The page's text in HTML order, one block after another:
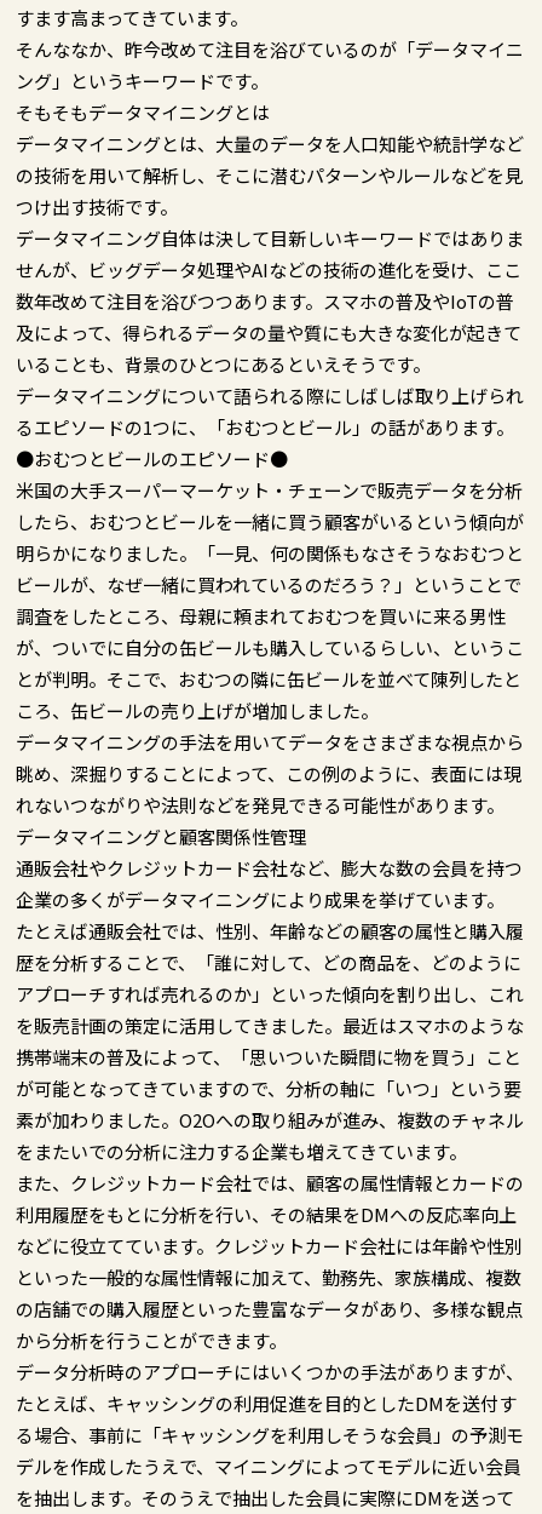
すます高まってきています。
そんななか、昨今改めて注目を浴びているのが「データマイニ
ング」というキーワードです。
そもそもデータマイニングとは
データマイニングとは、大量のデータを人口知能や統計学など
の技術を用いて解析し、そこに潜むパターンやルールなどを見
つけ出す技術です。
データマイニング自体は決して目新しいキーワードではありま
せんが、ビッグデータ処理やAIなどの技術の進化を受け、ここ
数年改めて注目を浴びつつあります。スマホの普及やIoTの普
及によって、得られるデータの量や質にも大きな変化が起きて
いることも、背景のひとつにあるといえそうです。
データマイニングについて語られる際にしばしば取り上げられ
るエピソードの1つに、「おむつとビール」の話があります。
●おむつとビールのエピソード●
米国の大手スーパーマーケット・チェーンで販売データを分析
したら、おむつとビールを一緒に買う顧客がいるという傾向が
明らかになりました。「一見、何の関係もなさそうなおむつと
ビールが、なぜ一緒に買われているのだろう？」ということで
調査をしたところ、母親に頼まれておむつを買いに来る男性
が、ついでに自分の缶ビールも購入しているらしい、というこ
とが判明。そこで、おむつの隣に缶ビールを並べて陳列したと
ころ、缶ビールの売り上げが増加しました。
データマイニングの手法を用いてデータをさまざまな視点から
眺め、深掘りすることによって、この例のように、表面には現
れないつながりや法則などを発見できる可能性があります。
データマイニングと顧客関係性管理
通販会社やクレジットカード会社など、膨大な数の会員を持つ
企業の多くがデータマイニングにより成果を挙げています。
たとえば通販会社では、性別、年齢などの顧客の属性と購入履
歴を分析することで、「誰に対して、どの商品を、どのように
アプローチすれば売れるのか」といった傾向を割り出し、これ
を販売計画の策定に活用してきました。最近はスマホのような
携帯端末の普及によって、「思いついた瞬間に物を買う」こと
が可能となってきていますので、分析の軸に「いつ」という要
素が加わりました。O2Oへの取り組みが進み、複数のチャネル
をまたいでの分析に注力する企業も増えてきています。
また、クレジットカード会社では、顧客の属性情報とカードの
利用履歴をもとに分析を行い、その結果をDMへの反応率向上
などに役立てています。クレジットカード会社には年齢や性別
といった一般的な属性情報に加えて、勤務先、家族構成、複数
の店舗での購入履歴といった豊富なデータがあり、多様な観点
から分析を行うことができます。
データ分析時のアプローチにはいくつかの手法がありますが、
たとえば、キャッシングの利用促進を目的としたDMを送付す
る場合、事前に「キャッシングを利用しそうな会員」の予測モ
デルを作成したうえで、マイニングによってモデルに近い会員
を抽出します。そのうえで抽出した会員に実際にDMを送って